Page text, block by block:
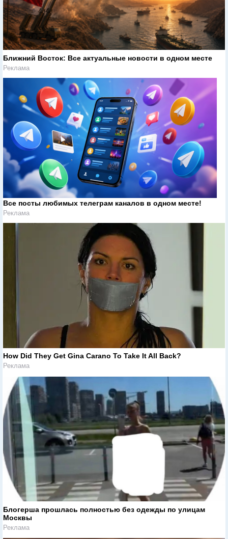
Ближний Восток: Все актуальные новости в одном месте
Реклама
Все посты любимых телеграм каналов в одном месте!
Реклама
How Did They Get Gina Carano To Take It All Back?
Реклама
Блогерша прошлась полностью без одежды по улицам
Москвы
Реклама